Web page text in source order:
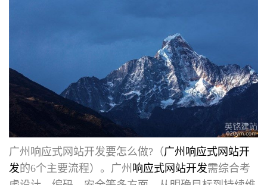
广州响应式网站开发要怎么做?（广州响应式网站开
发的6个主要流程）。广州 响应式网站开发需综合考